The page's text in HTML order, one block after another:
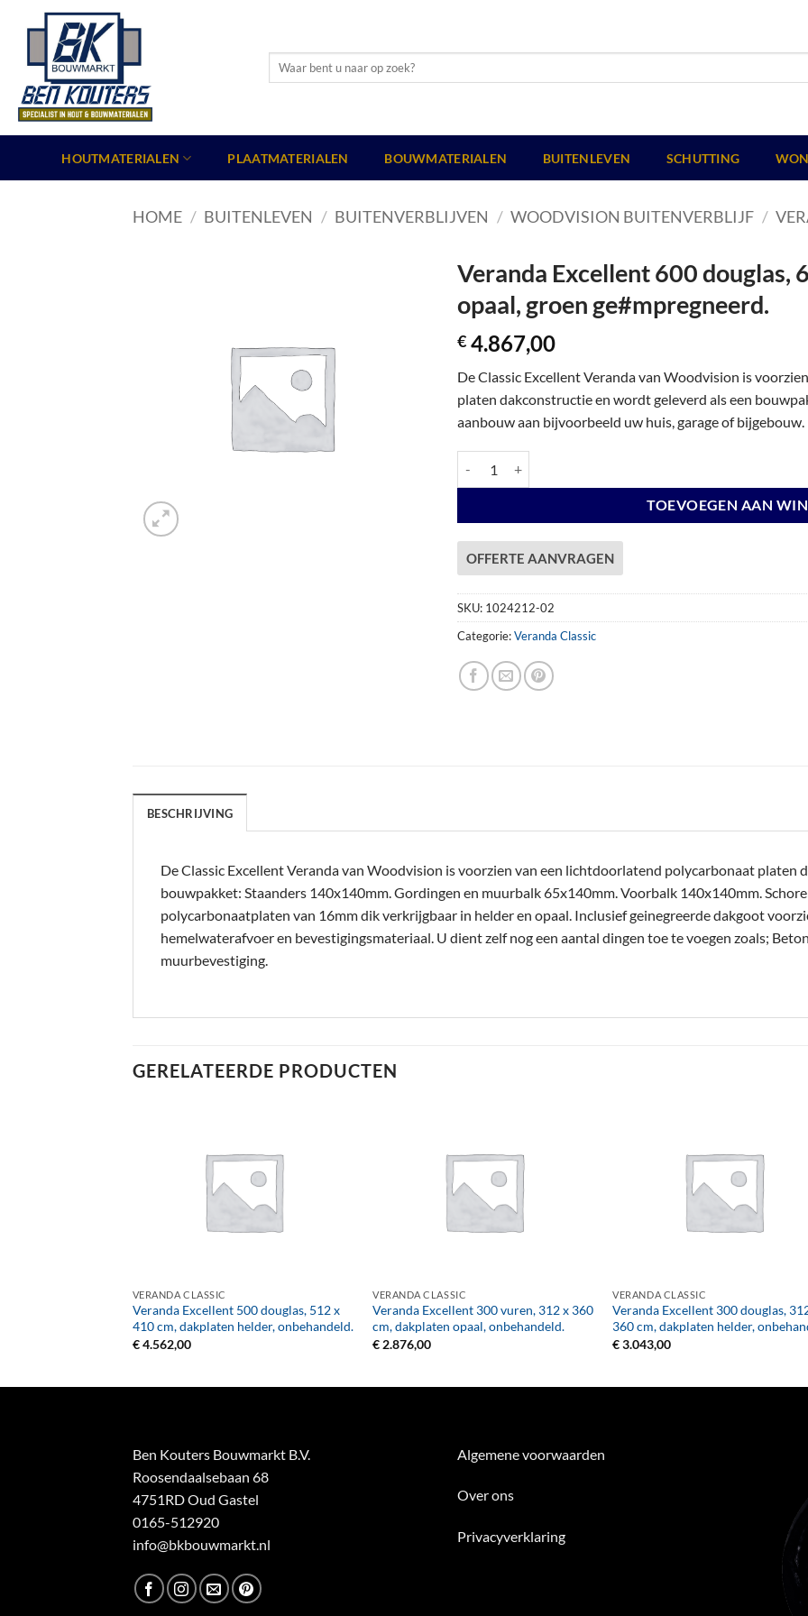
Zoeken
HOUTMATERIALEN PLAATMATERIALEN BOUWMATERIALEN BUITENLEVEN SCHUTTING
HOME / BUITENLEVEN / BUITENVERBLIJVEN / WOODVISION BUITENVERBLIJF /
Veranda Excellent 600 douglas,
opaal, groen ge#mpregneerd.
€ 4.867,00
De Classic Excellent Veranda van Woodvision is
platen dakconstructie en wordt geleverd als een
aanbouw aan bijvoorbeeld uw huis, garage of bijgebouw.
TOEVOEGEN AAN
OFFERTE AANVRAGEN
SKU: 1024212-02
Categorie:Veranda Classic
BESCHRIJVING
De Classic Excellent Veranda van Woodvision is voorzien van een lichtdoorlatend polycarbonaat platen
bouwpakket: Staanders 140x140mm. Gordingen en muurbalk 65x140mm. Voorbalk 140x140mm.
polycarbonaatplaten van 16mm dik verkrijgbaar in helder en opaal. Inclusief geinegreerde dakgoot
hemelwaterafvoer en bevestigingsmateriaal. U dient zelf nog een aantal dingen toe te voegen zoals;
muurbevestiging.
GERELATEERDE PRODUCTEN
VERANDA CLASSIC
Veranda Excellent 500 douglas, 512 x
410 cm, dakplaten helder, onbehandeld.
€4.562,00
VERANDA CLASSIC
Veranda Excellent 300 vuren, 312 x 360
cm, dakplaten opaal, onbehandeld.
€ 2.876,00
VERANDA CLASSIC
Veranda Excellent 300 douglas,
360 cm, dakplaten helder,
€3.043,00
Ben Kouters Bouwmarkt B.V.
Roosendaalsebaan 68
4751RD Oud Gastel
0165-512920
info@bkbouwmarkt.nl
Algemene voorwaarden
Over ons
Privacyverklaring